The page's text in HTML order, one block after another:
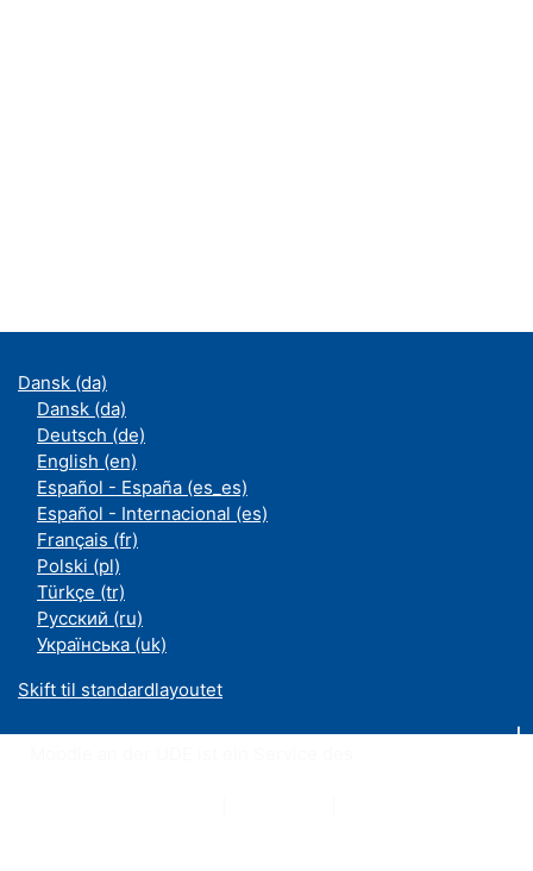
Dansk ‎(da)‎
Dansk ‎(da)‎
Deutsch ‎(de)‎
English ‎(en)‎
Español - España ‎(es_es)‎
Español - Internacional ‎(es)‎
Français ‎(fr)‎
Polski ‎(pl)‎
Türkçe ‎(tr)‎
Русский ‎(ru)‎
Українська ‎(uk)‎
Skift til standardlayoutet